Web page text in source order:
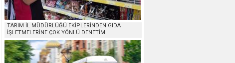
TARIM İL MÜDÜRLÜĞÜ EKİPLERİNDEN GIDA
İŞLETMELERİNE ÇOK YÖNLÜ DENETİM